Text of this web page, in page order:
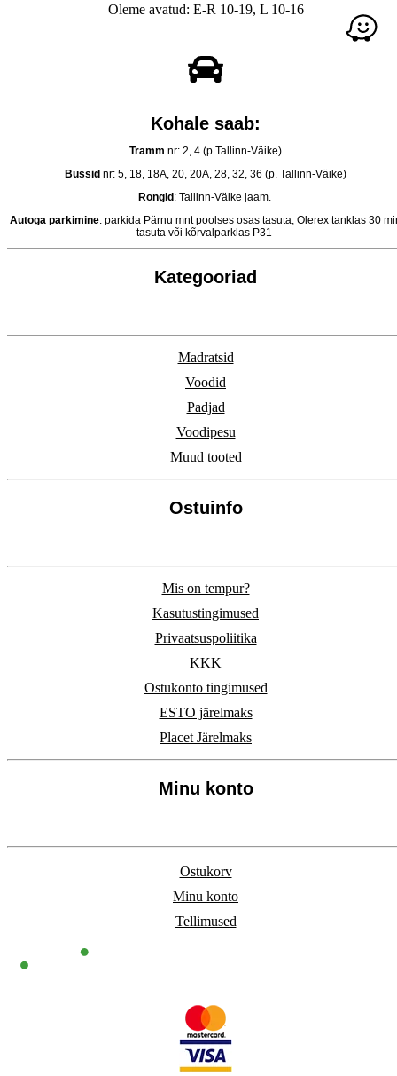
Oleme avatud: E-R 10-19, L 10-16
Kohale saab:
Tramm nr: 2, 4 (p.Tallinn-Väike)
Bussid nr: 5, 18, 18A, 20, 20A, 28, 32, 36 (p. Tallinn-Väike)
Rongid : Tallinn-Väike jaam.
Autoga parkimine: parkida Pärnu mnt poolses osas tasuta, Olerex tanklas 30
tasuta või kõrvalparklas P31
Kategooriad
Madratsid
Voodid
Padjad
Voodipesu
Muud tooted
Ostuinfo
Mis on tempur?
Kasutustingimused
Privaatsuspoliitika
KKK
Ostukonto tingimused
ESTO järelmaks
Placet Järelmaks
Minu konto
Ostukorv
Minu konto
Tellimused